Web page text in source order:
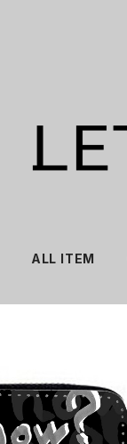
ALL ITEM